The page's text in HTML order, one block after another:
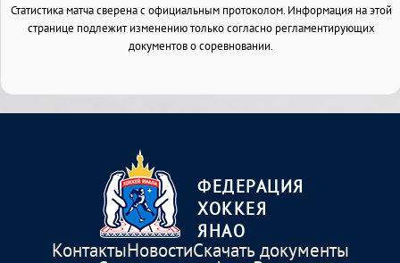
Статистика матча сверена с официальным протоколом. Информация на этой
странице подлежит изменению только согласно регламентирующих
документов о соревновании.
ФЕДЕРАЦИЯ
ХОККЕЯ
ЯНАО
КонтактыНовостиСкачать документы